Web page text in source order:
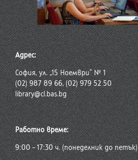
Адрес:
София, ул. „15 Ноември“ № 1
(02) 987 89 66, (02) 979 52 50
library@cl.bas.bg
Работно време:
9:00 – 17:30 ч. (понеделник до петък)